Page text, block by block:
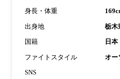
身長・体重
出身地 栃木
国籍 日本
ファイトスタイル オー
SNS